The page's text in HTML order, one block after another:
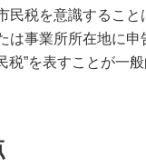
民税を意識すること
は事業所所在地に申
税”を表すことが一般